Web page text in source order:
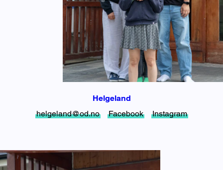
Helgeland
helgeland@od.no
Facebook Instagram